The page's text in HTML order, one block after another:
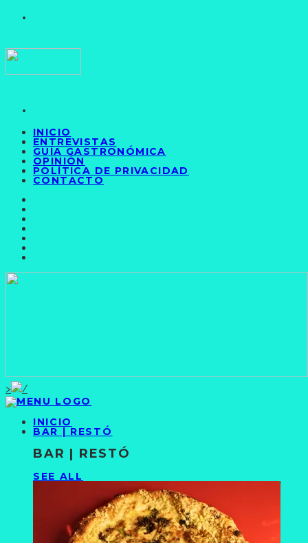
INICIO
ENTREVISTAS
GUÍA GASTRONÓMICA
OPINIÓN
POLÍTICA DE PRIVACIDAD
CONTACTO
>
INICIO
BAR | RESTÓ
BAR | RESTÓ
SEE ALL